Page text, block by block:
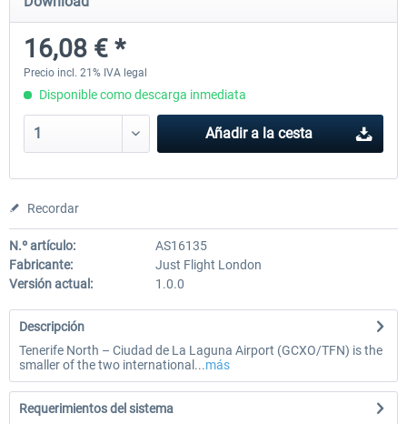
16,08 € *
Precio incl. 21% IVA legal
Disponible como descarga inmediata
Añadir a la cesta
Recordar
N.º artículo:
AS16135
Fabricante:
Just Flight London
Versión actual:
1.0.0
Descripción
Tenerife North – Ciudad de La Laguna Airport (GCXO/TFN) is the
smaller of the two international...más
Requerimientos del sistema